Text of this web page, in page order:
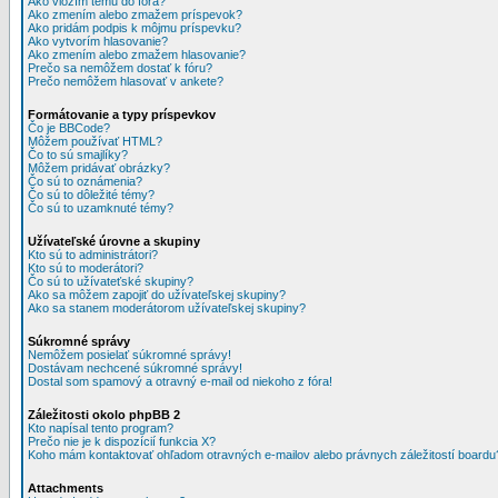
Ako zmením alebo zmažem príspevok?
Ako pridám podpis k môjmu príspevku?
Ako vytvorím hlasovanie?
Ako zmením alebo zmažem hlasovanie?
Prečo sa nemôžem dostať k fóru?
Prečo nemôžem hlasovať v ankete?
Formátovanie a typy príspevkov
Čo je BBCode?
Môžem používať HTML?
Čo to sú smajlíky?
Môžem pridávať obrázky?
Čo sú to oznámenia?
Čo sú to dôležité témy?
Čo sú to uzamknuté témy?
Užívateľské úrovne a skupiny
Kto sú to administrátori?
Kto sú to moderátori?
Čo sú to užívateťské skupiny?
Ako sa môžem zapojiť do užívateľskej skupiny?
Ako sa stanem moderátorom užívateľskej skupiny?
Súkromné správy
Nemôžem posielať súkromné správy!
Dostávam nechcené súkromné správy!
Dostal som spamový a otravný e-mail od niekoho z fóra!
Záležitosti okolo phpBB 2
Kto napísal tento program?
Prečo nie je k dispozícií funkcia X?
Koho mám kontaktovať ohľadom otravných e-mailov alebo právnych záležitostí
Attachments